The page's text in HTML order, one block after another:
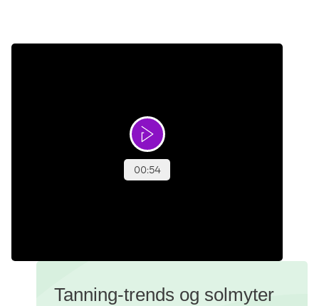
Tanning-trends og solmyter